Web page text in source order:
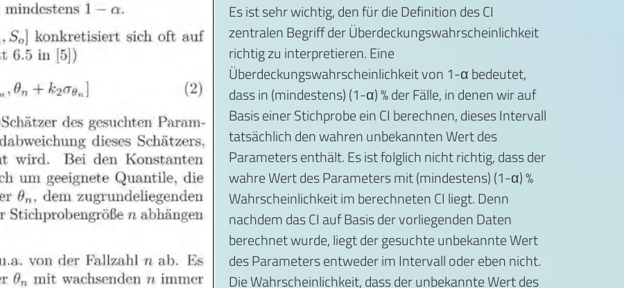
Es ist sehr wichtig, den für die Definition des CI
zentralen Begriff der Überdeckungswahrscheinlichkeit
richtig zu interpretieren. Eine
Überdeckungswahrscheinlichkeit von 1-α bedeutet,
dass in (mindestens) (1-α) % der Fälle, in denen wir auf
Basis einer Stichprobe ein CI berechnen, dieses Intervall
tatsächlich den wahren unbekannten Wert des
Parameters enthält. Es ist folglich nicht richtig, dass der
wahre Wert des Parameters mit (mindestens) (1-α) %
Wahrscheinlichkeit im berechneten CI liegt. Denn
nachdem das CI auf Basis der vorliegenden Daten
berechnet wurde, liegt der gesuchte unbekannte Wert
des Parameters entweder im Intervall oder eben nicht.
Die Wahrscheinlichkeit, dass der unbekannte Wert des